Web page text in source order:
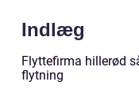
Indlæg
Flyttefirma hillerød
flytning